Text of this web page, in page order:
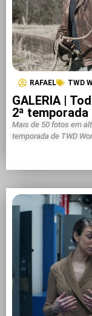
RAFAEL TWD
GALERIA |
2ª temporada
Mais de 50 fotos em
temporada de TWD